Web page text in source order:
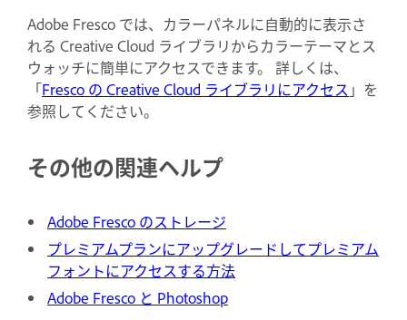
Adobe Fresco では、カラーパネルに自動的に表示さ
れる Creative Cloud ライブラリからカラーテーマとス
ウォッチに簡単にアクセスできます。 詳しくは、
「Fresco の Creative Cloud ライブラリにアクセス 」を
参照してください。
その他の関連ヘルプ
Adobe Fresco のストレージ
プレミアムプランにアップグレードしてプレミアム
フォントにアクセスする方法
Adobe Fresco と Photoshop